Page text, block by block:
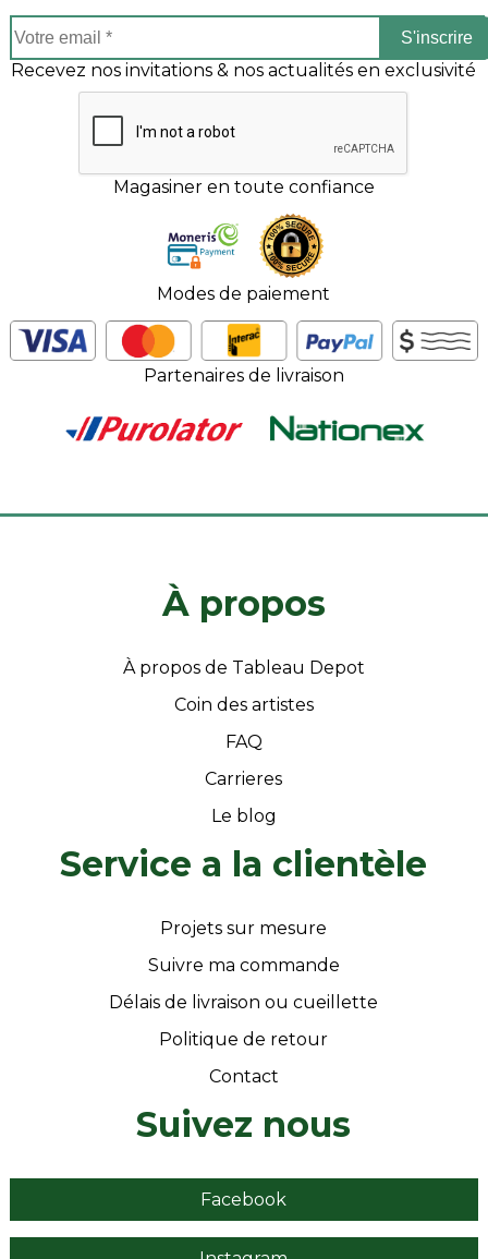
S'inscrire
Recevez nos invitations & nos actualités en exclusivité
Magasiner en toute confiance
Modes de paiement
Partenaires de livraison
À propos
À propos de Tableau Depot
Coin des artistes
FAQ
Carrieres
Le blog
Service a la clientèle
Projets sur mesure
Suivre ma commande
Délais de livraison ou cueillette
Politique de retour
Contact
Suivez nous
Facebook